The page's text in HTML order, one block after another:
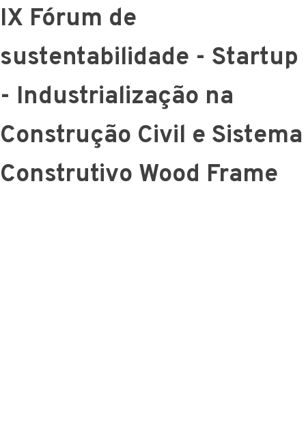
IX Fórum de
sustentabilidade - Startup
- Industrialização na
Construção Civil e Sistema
Construtivo Wood Frame